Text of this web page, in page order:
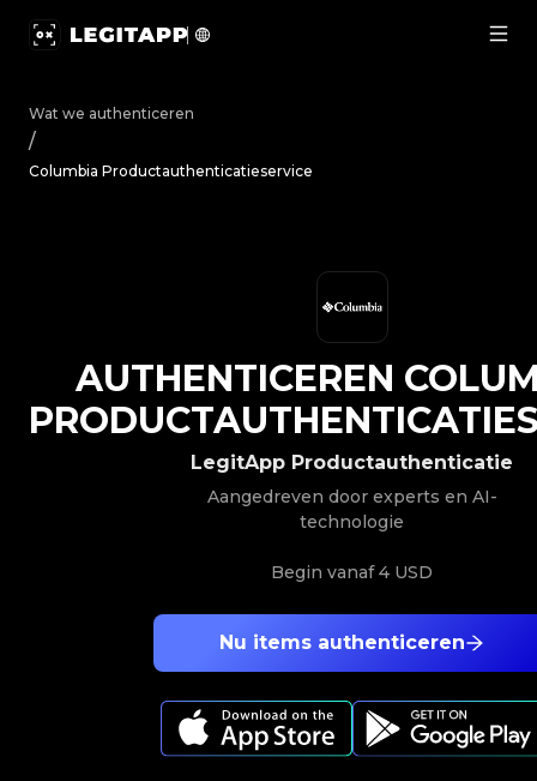
Wat we authenticeren
/
Columbia Productauthenticatieservice
Nu items authenticeren
LegitApp Productauthenticatie
Aangedreven door experts en AI-
technologie
Begin vanaf4 USD
AUTHENTICEREN